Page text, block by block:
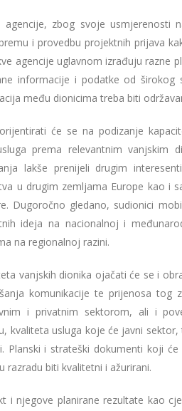
agencije, zbog svoje
i provedbu projektnih prijava
agencije uglavnom izrađuju razne
informacije i podatke od
među dionicima treba biti
će se na podizanje
prema relevantnim
lakše prenijeli drugim
u drugim zemljama Europe kao i
Dugoročno gledano, sudionici
ideja na nacionalnoj i
na regionalnoj razini.
vanjskih dionika ojačati će se i
komunikacije te prijenosa tog
i privatnim sektorom, ali i
kvaliteta usluga koje će javni
Planski i strateški dokumenti koji
razradu biti kvalitetni i ažurirani.
i njegove planirane rezultate kao